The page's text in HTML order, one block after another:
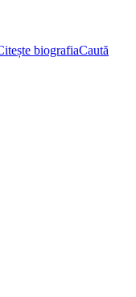
biografiaCaută